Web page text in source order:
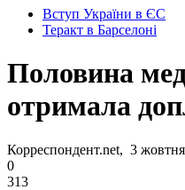
Вступ України в ЄС
Теракт в Барселоні
Половина
отримала
Корреспондент.net, 3
0
313